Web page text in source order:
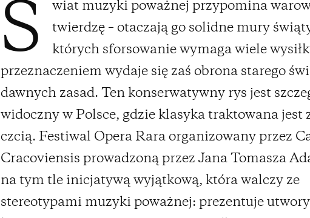
Ś
wiat muzyki poważnej przypomina
twierdzę – otaczają go solidne mury
których sforsowanie wymaga wiele
przeznaczeniem wydaje się zaś obrona starego
dawnych zasad. Ten konserwatywny rys jest
widoczny w Polsce, gdzie klasyka traktowana jest
czcią. Festiwal Opera Rara organizowany przez
Cracoviensis prowadzoną przez Jana Tomasza
na tym tle inicjatywą wyjątkową, która walczy ze
stereotypami muzyki poważnej: prezentuje